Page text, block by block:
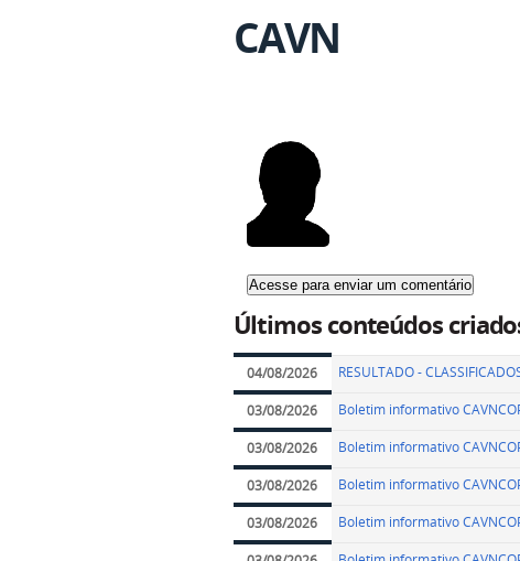
CAVN
Últimos conteúdos
04/08/2026 RESULTADO -
03/08/2026 Boletim informativo
03/08/2026 Boletim informativo
03/08/2026 Boletim informativo
03/08/2026 Boletim informativo